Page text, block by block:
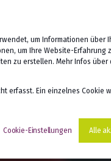
um Informationen über
um Ihre Website-Erfahrung
zu erstellen. Mehr Infos
erfasst. Ein einzelnes Cookie
Cookie-Einstellungen Alle